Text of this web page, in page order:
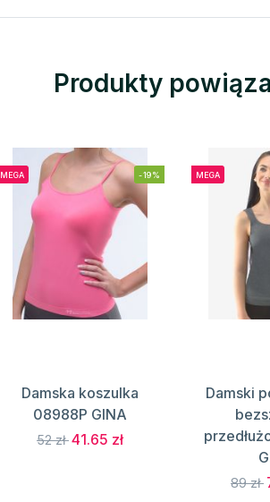
Produkty
MEGA -19%
Damska koszulka
08988P GINA
52 zł41.65 zł
MEGA
Damski
89 zł